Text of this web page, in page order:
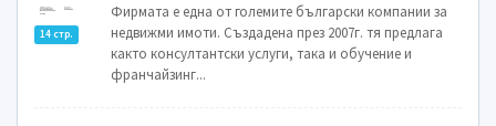
14 стр.
Фирмата е една от големите български компании за
недвижми имоти. Създадена през 2007г. тя предлага
както консултантски услуги, така и обучение и
франчайзинг...